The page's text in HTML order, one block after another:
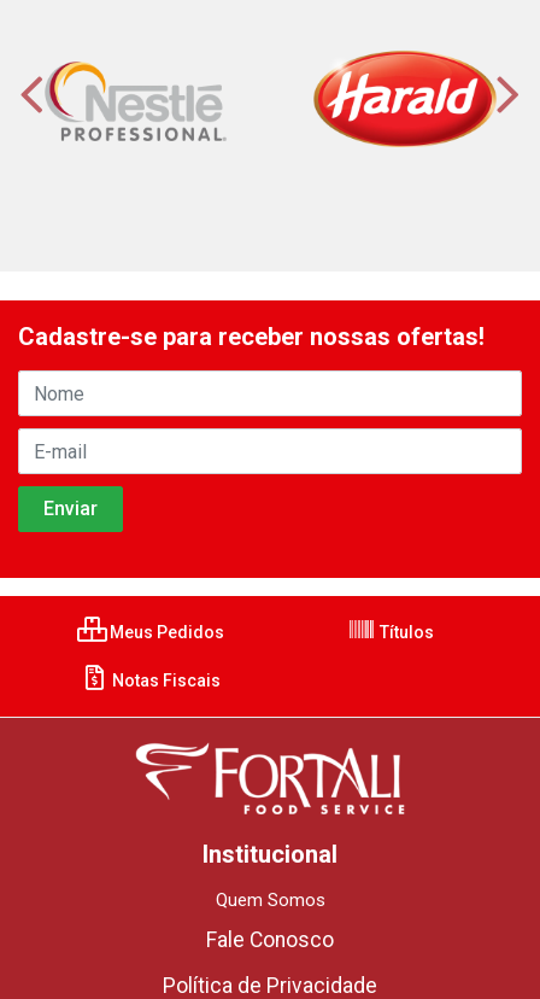
Cadastre-se para receber nossas ofertas!
Meus Pedidos Títulos
Notas Fiscais
Institucional
Quem Somos
Fale Conosco
Política de Privacidade